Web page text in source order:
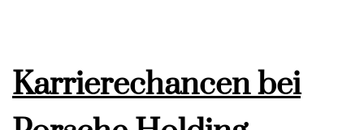
Karrierechancen bei